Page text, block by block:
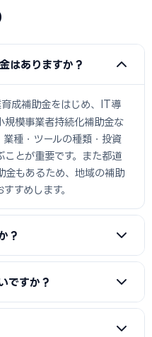
はありますか？
成補助金をはじめ、IT導
規模事業者持続化補助金な
業種・ツールの種類・投資
とが重要です。また都道
金もあるため、地域の補助
すめします。
？
サービス事業育成補助金
バーできる場合もありま
基本のため、導入時点では
ですか？
1,500万円が一般的です。